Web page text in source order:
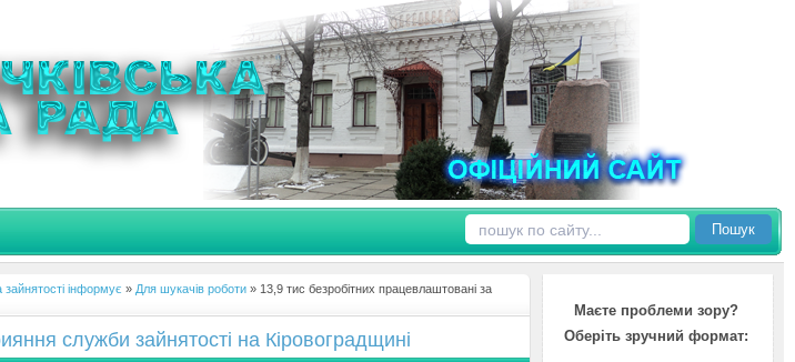
Пошук
інформує » Для шукачів роботи » 13,9 тис безробітних працевлаштовані за
служби зайнятості на Кіровоградщині
Маєте проблеми зору?
Оберіть зручний формат: